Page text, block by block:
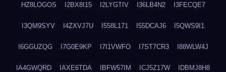
HZ8LOGOS I2BX8I15 I2LYGTIV I36LB4N2 I3FECQE7
I3QM9SYV I4ZXVJ7U I558L171 I55DCAJ6 I5QWS9I1
I6GGUZQG I7G0E9KP I7I1VWFO I7ST7CR3 I88WLW4J
IA4GWQRD IAXE6TDA IBFW57IM ICJ5Z17W IDBMJ8H8